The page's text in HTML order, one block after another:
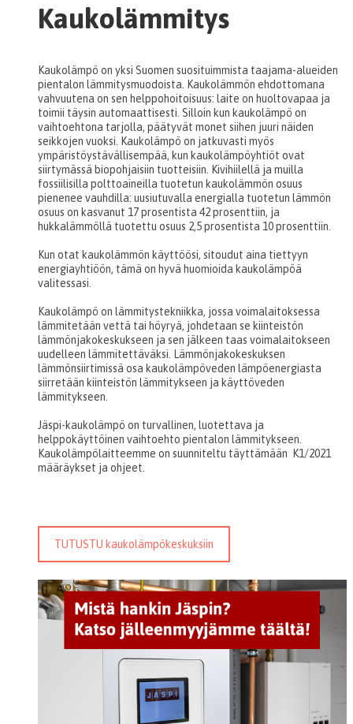
Kaukolämmitys
Kaukolämpö on yksi Suomen suosituimmista taajama-alueiden
pientalon lämmitysmuodoista. Kaukolämmön ehdottomana
vahvuutena on sen helppohoitoisuus: laite on huoltovapaa ja
toimii täysin automaattisesti. Silloin kun kaukolämpö on
vaihtoehtona tarjolla, päätyvät monet siihen juuri näiden
seikkojen vuoksi. Kaukolämpö on jatkuvasti myös
ympäristöystävällisempää, kun kaukolämpöyhtiöt ovat
siirtymässä biopohjaisiin tuotteisiin. Kivihiilellä ja muilla
fossiilisilla polttoaineilla tuotetun kaukolämmön osuus
pienenee vauhdilla: uusiutuvalla energialla tuotetun lämmön
osuus on kasvanut 17 prosentista 42 prosenttiin, ja
hukkalämmöllä tuotettu osuus 2,5 prosentista 10 prosenttiin.
Kun otat kaukolämmön käyttöösi, sitoudut aina tiettyyn
energiayhtiöön, tämä on hyvä huomioida kaukolämpöä
valitessasi.
Kaukolämpö on lämmitystekniikka, jossa voimalaitoksessa
lämmitetään vettä tai höyryä, johdetaan se kiinteistön
lämmönjakokeskukseen ja sen jälkeen taas voimalaitokseen
uudelleen lämmitettäväksi. Lämmönjakokeskuksen
lämmönsiirtimissä osa kaukolämpöveden lämpöenergiasta
siirretään kiinteistön lämmitykseen ja käyttöveden
lämmitykseen.
Jäspi-kaukolämpö on turvallinen, luotettava ja
helppokäyttöinen vaihtoehto pientalon lämmitykseen.
Kaukolämpölaitteemme on suunniteltu täyttämään K1/2021
määräykset ja ohjeet.
TUTUSTU kaukolämpökeskuksiin